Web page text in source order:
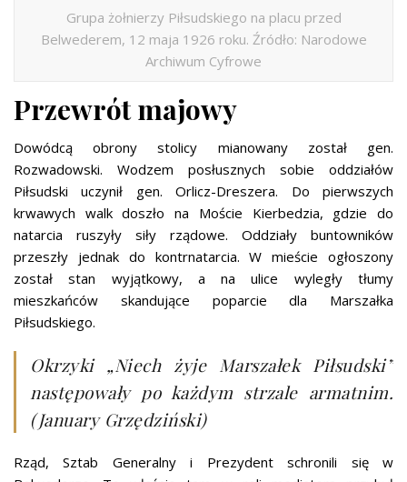
Grupa żołnierzy Piłsudskiego na placu przed
Belwederem, 12 maja 1926 roku. Źródło: Narodowe
Archiwum Cyfrowe
Przewrót majowy
Dowódcą obrony stolicy mianowany został gen.
Rozwadowski. Wodzem posłusznych sobie oddziałów
Piłsudski uczynił gen. Orlicz-Dreszera. Do pierwszych
krwawych walk doszło na Moście Kierbedzia, gdzie do
natarcia ruszyły siły rządowe. Oddziały buntowników
przeszły jednak do kontrnatarcia. W mieście ogłoszony
został stan wyjątkowy, a na ulice wyległy tłumy
mieszkańców skandujące poparcie dla Marszałka
Piłsudskiego.
Okrzyki „Niech żyje Marszałek Piłsudski”
następowały po każdym strzale armatnim.
(January Grzędziński)
Rząd, Sztab Generalny i Prezydent schronili się w